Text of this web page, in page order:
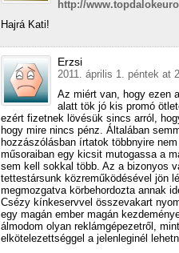
http://
Hajrá Kati!
Erzsi
2011. április 1. péntek at
Az miért van, hogy ezen
alatt tök jó kis promó
ezért fizetnek lövésük sincs arról,
hogy mire nincs pénz. Általában
hozzászólásban írtatok többnyire
műsoraiban egy kicsit mutogassa a
sem kell sokkal több. Az a bizonyos
tettestársunk közreműködésével jön
megmozgatva körbehordozta annak
Csézy kínkeservvel összevakart
egy magán ember magán
álmodom olyan reklámgépezetről,
elkötelezettséggel a jelenleginél